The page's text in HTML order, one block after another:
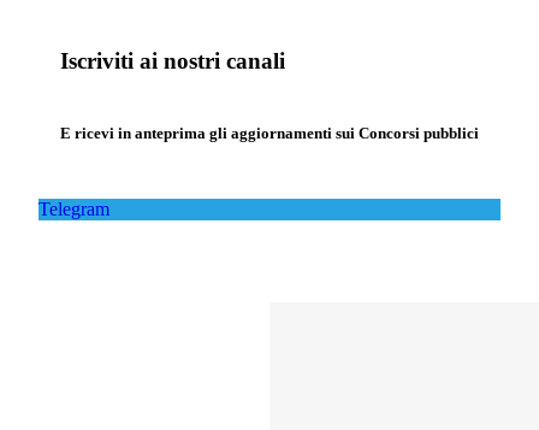
Iscriviti ai nostri canali
E ricevi in anteprima gli aggiornamenti sui Concorsi pubblici
Telegram